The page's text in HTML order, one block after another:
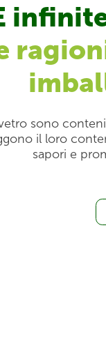
sono
il loro
sapori e